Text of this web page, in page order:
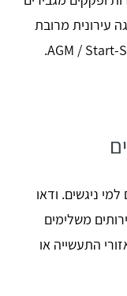
עירונית מרובת
ניגשים. ודאו
משלימים
התעשייה או